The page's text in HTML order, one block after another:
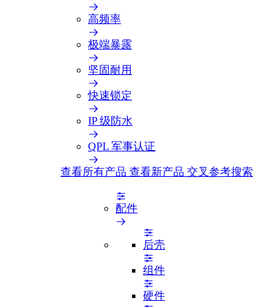
高频率
极端暴露
坚固耐用
快速锁定
IP 级防水
QPL 军事认证
查看所有产品 查看新产品 交叉参考搜索
配件
后壳
组件
硬件